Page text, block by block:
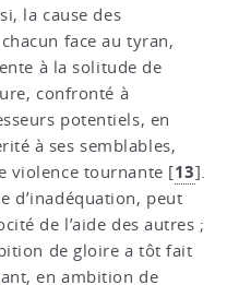
la cause des
face au tyran,
à la solitude de
confronté à
potentiels, en
à ses semblables,
violence tournante [13]
d’inadéquation, peut
de l’aide des autres ;
de gloire a tôt fait
en ambition de